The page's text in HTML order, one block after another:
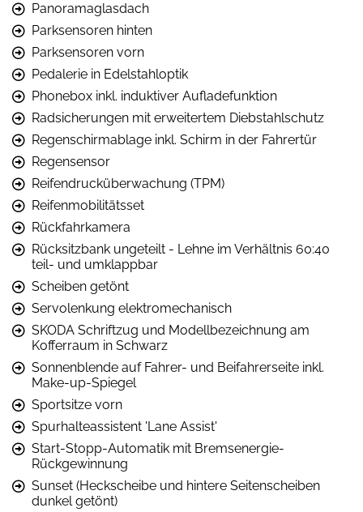
Panoramaglasdach
Parksensoren hinten
Parksensoren vorn
Pedalerie in Edelstahloptik
Phonebox inkl. induktiver Aufladefunktion
Radsicherungen mit erweitertem Diebstahlschutz
Regenschirmablage inkl. Schirm in der Fahrertür
Regensensor
Reifendrucküberwachung (TPM)
Reifenmobilitätsset
Rückfahrkamera
Rücksitzbank ungeteilt - Lehne im Verhältnis 60:40
teil- und umklappbar
Scheiben getönt
Servolenkung elektromechanisch
SKODA Schriftzug und Modellbezeichnung am
Kofferraum in Schwarz
Sonnenblende auf Fahrer- und Beifahrerseite inkl.
Make-up-Spiegel
Sportsitze vorn
Spurhalteassistent 'Lane Assist'
Start-Stopp-Automatik mit Bremsenergie-
Rückgewinnung
Sunset (Heckscheibe und hintere Seitenscheiben
dunkel getönt)